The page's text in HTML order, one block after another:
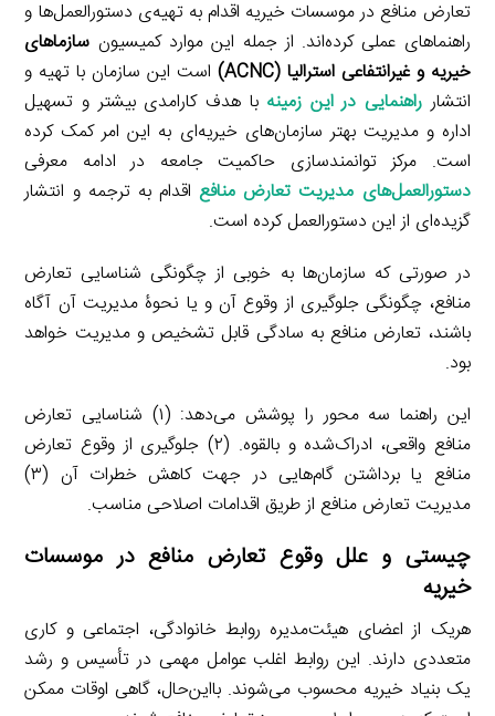
تعارض منافع در موسسات خیریه‌ اقدام به تهیه‌ی دستورالعمل‌ها و
راهنماهای عملی کرده‌اند. از جمله این موارد کمیسیون سازماهای
خیریه و غیرانتفاعی استرالیا (ACNC)
است این سازمان با تهیه و
انتشارراهنمایی در این زمینه با هدف کارامدی بیشتر و تسهیل
اداره و مدیریت بهتر سازمان‌های خیریه‌ای به این امر کمک کرده
است. مرکز توانمندسازی حاکمیت جامعه در ادامه معرفی
دستورالعمل‌های مدیریت تعارض منافع اقدام به ترجمه و انتشار
گزیده‌ای از این دستورالعمل کرده است.
در صورتی که سازمان‌ها به خوبی از چگونگی شناسایی تعارض
منافع، چگونگی جلوگیری از وقوع آن و یا نحوۀ مدیریت آن آگاه
باشند، تعارض منافع به سادگی قابل تشخیص و مدیریت خواهد
بود.
این راهنما سه محور را پوشش می‌دهد: (۱) شناسایی تعارض
منافع واقعی، ادراک‌شده و بالقوه. (۲) جلوگیری از وقوع تعارض
منافع یا برداشتن گام‌هایی در جهت کاهش خطرات آن (۳)
مدیریت تعارض منافع از طریق اقدامات اصلاحی مناسب.
چیستی و علل وقوع تعارض منافع در موسسات
خیریه‌
هریک از اعضای هیئت‌مدیره روابط خانوادگی، اجتماعی و کاری
متعددی دارند. این روابط اغلب عوامل مهمی در تأسیس و رشد
یک بنیاد خیریه محسوب می‌شوند. بااین‌حال، گاهی اوقات ممکن